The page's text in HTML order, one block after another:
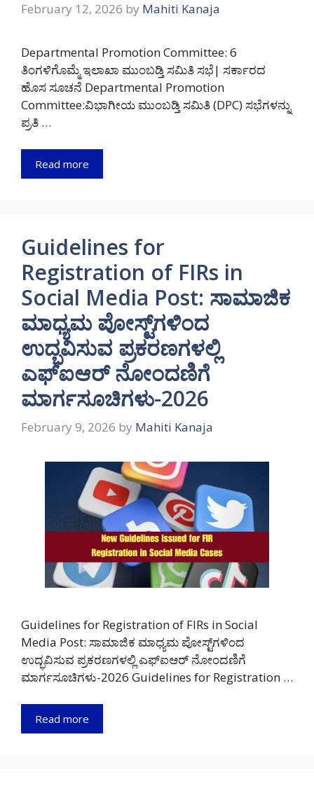
February 12, 2026 by Mahiti Kanaja
Departmental Promotion Committee: 6
ತಿಂಗಳಿಗೊಮ್ಮೆ ಇಲಾಖಾ ಮುಂಬಡ್ತಿ ಸಮಿತಿ ಸಭೆ| ಸರ್ಕಾರದ
ಹೊಸ ಸೂಚನೆ Departmental Promotion
Committee:ವಿಭಾಗೀಯ ಮುಂಬಡ್ತಿ ಸಮಿತಿ (DPC) ಸಭೆಗಳನ್ನು
ಪ್ರತಿ …
Read more
Guidelines for
Registration of FIRs in
Social Media Post: ಸಾಮಾಜಿಕ
ಮಾಧ್ಯಮ ಪೋಸ್ಟ್‌ಗಳಿಂದ
ಉದ್ಭವಿಸುವ ಪ್ರಕರಣಗಳಲ್ಲಿ
ಎಫ್‌ಐಆರ್ ನೋಂದಣಿಗೆ
ಮಾರ್ಗಸೂಚಿಗಳು-2026
February 9, 2026 by Mahiti Kanaja
Guidelines for Registration of FIRs in Social
Media Post: ಸಾಮಾಜಿಕ ಮಾಧ್ಯಮ ಪೋಸ್ಟ್‌ಗಳಿಂದ
ಉದ್ಭವಿಸುವ ಪ್ರಕರಣಗಳಲ್ಲಿ ಎಫ್‌ಐಆರ್ ನೋಂದಣಿಗೆ
ಮಾರ್ಗಸೂಚಿಗಳು-2026 Guidelines for Registration …
Read more